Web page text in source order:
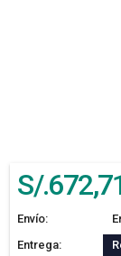
S/.672
Envío:
Entrega: